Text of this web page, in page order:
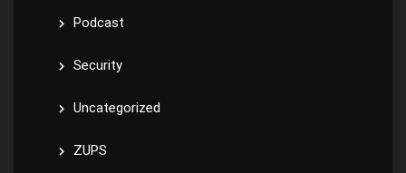
Podcast
Security
Uncategorized
ZUPS